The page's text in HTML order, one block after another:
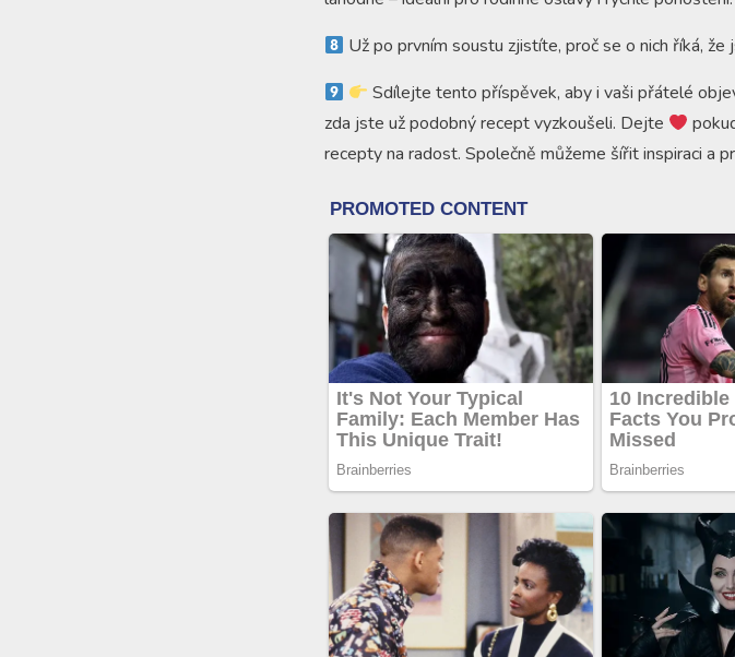
Už po prvním soustu zjistíte, proč se o nich říká, že
Sdílejte tento příspěvek, aby i vaši přátelé
zda jste už podobný recept vyzkoušeli. Dejte
recepty na radost. Společně můžeme šířit inspiraci a